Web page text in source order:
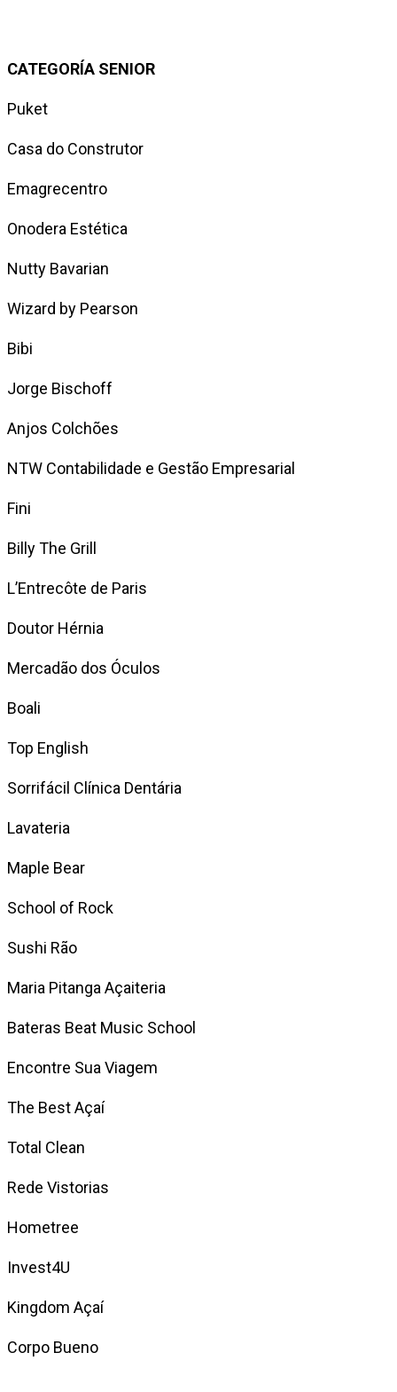
CATEGORÍA SENIOR
Puket
Casa do Construtor
Emagrecentro
Onodera Estética
Nutty Bavarian
Wizard by Pearson
Bibi
Jorge Bischoff
Anjos Colchões
NTW Contabilidade e Gestão Empresarial
Fini
Billy The Grill
L’Entrecôte de Paris
Doutor Hérnia
Mercadão dos Óculos
Boali
Top English
Sorrifácil Clínica Dentária
Lavateria
Maple Bear
School of Rock
Sushi Rão
Maria Pitanga Açaiteria
Bateras Beat Music School
Encontre Sua Viagem
The Best Açaí
Total Clean
Rede Vistorias
Hometree
Invest4U
Kingdom Açaí
Corpo Bueno